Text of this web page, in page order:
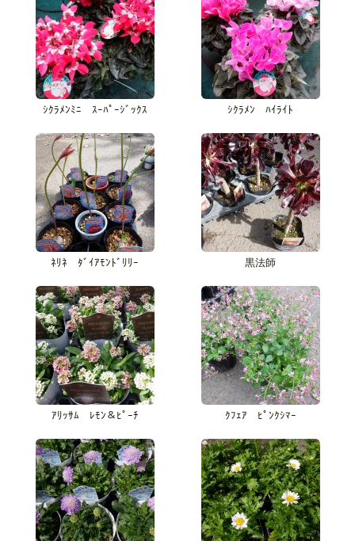
ｼｸﾗﾒﾝﾐﾆ ｽｰﾊﾟｰｼﾞｯｸｽ ｼｸﾗﾒﾝ ﾊｲﾗｲﾄ
ﾈﾘﾈ ﾀﾞｲｱﾓﾝﾄﾞﾘﾘｰ 黒法師
ｱﾘｯｻﾑ ﾚﾓﾝ＆ﾋﾟｰﾁ ｸﾌｪｱ ﾋﾟﾝｸｼﾏｰ